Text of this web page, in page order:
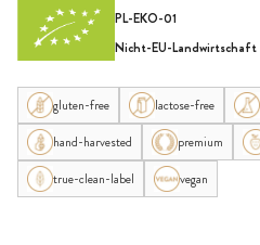
PL-EKO-01
Nicht-EU-Landwirtschaft
gluten-free lactose-free
hand-harvested
premium
true-clean-label
vegan